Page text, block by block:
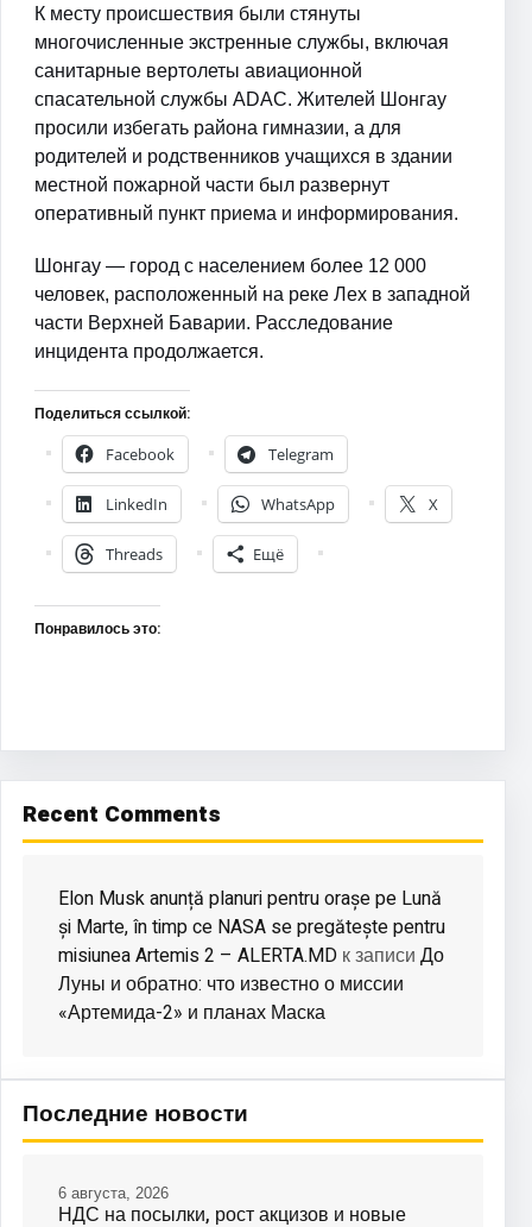
К месту происшествия были стянуты
многочисленные экстренные службы, включая
санитарные вертолеты авиационной
спасательной службы ADAC. Жителей Шонгау
просили избегать района гимназии, а для
родителей и родственников учащихся в здании
местной пожарной части был развернут
оперативный пункт приема и информирования.
Шонгау — город с населением более 12 000
человек, расположенный на реке Лех в западной
части Верхней Баварии. Расследование
инцидента продолжается.
Поделиться ссылкой:
Facebook
Telegram
LinkedIn WhatsApp X
Threads Ещё
Понравилось это:
Recent Comments
Elon Musk anunță planuri pentru orașe pe Lună
și Marte, în timp ce NASA se pregătește pentru
misiunea Artemis 2 – ALERTA.MD к записи До
Луны и обратно: что известно о миссии
«Артемида-2» и планах Маска
Последние новости
НДС на посылки, рост акцизов и новые
6 августа, 2026